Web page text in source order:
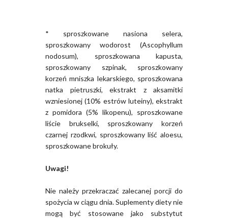
* sproszkowane nasiona selera,
sproszkowany wodorost (Ascophyllum
nodosum), sproszkowana kapusta,
sproszkowany szpinak, sproszkowany
korzeń mniszka lekarskiego, sproszkowana
natka pietruszki, ekstrakt z aksamitki
wzniesionej (10% estrów luteiny), ekstrakt
z pomidora (5% likopenu), sproszkowane
liście brukselki, sproszkowany korzeń
czarnej rzodkwi, sproszkowany liść aloesu,
sproszkowane brokuły.
Uwagi!
Nie należy przekraczać zalecanej porcji do
spożycia w ciągu dnia. Suplementy diety nie
mogą być stosowane jako substytut